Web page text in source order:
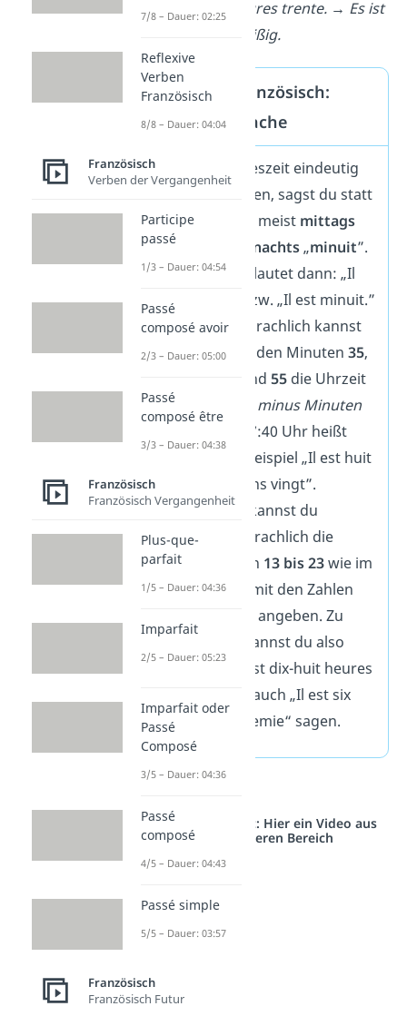
✅ Il est treize heures trente. → Es ist
dreizehn Uhr dreißig.
Uhrzeiten Französisch:
Umgangssprache
Um die Tageszeit eindeutig
auszudrücken, sagst du statt
„12 heures” meist mittags
„
nachts„minuit”.
Die Uhrzeit lautet dann: „Il
est midi.” bzw. „Il est minuit.”
Umgangssprachlich kannst
du auch bei den Minuten 35,
und 55die Uhrzeit
als
Stunden minus Minuten
angeben. 07:40 Uhr heißt
dann zum Beispiel „Il est huit
heures moins vingt”.
Außerdem kannst du
umgangssprachlich die
Stunden von 13 bis 23wie im
Deutschen mit den Zahlen
angeben. Zu
18:30 Uhr kannst du also
sowohl „Il est dix-huit heures
trente“, als auch „Il est six
heures et demie“ sagen.
Studyflix vernetzt: Hier ein Video aus
einem anderen Bereich
7/8 – Dauer: 02:25
Reflexive
Verben
Französisch
8/8 – Dauer: 04:04
Französisch
Verben der Vergangenheit
Participe
passé
1/3 – Dauer: 04:54
Passé
composé avoir
2/3 – Dauer: 05:00
Passé
composé être
3/3 – Dauer: 04:38
Französisch
Französisch Vergangenheit
Plus-que-
parfait
1/5 – Dauer: 04:36
Imparfait
2/5 – Dauer: 05:23
Imparfait oder
Passé
Composé
3/5 – Dauer: 04:36
Passé
composé
4/5 – Dauer: 04:43
Passé simple
5/5 – Dauer: 03:57
Französisch
Französisch Futur